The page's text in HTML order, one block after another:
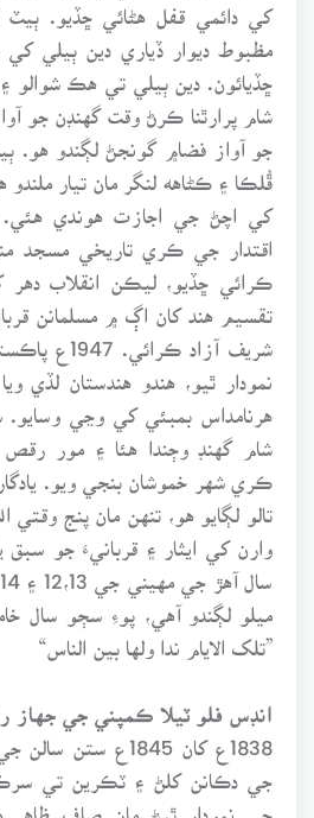
کي دائمي قفل هڻائي ڇڏيو.
مظبوط ديوار ڏياري دين ٻيلي کي
ڇڏيائون. دين ٻيلي تي هڪ شوالو ۽
شام پرارٿنا ڪرڻ وقت گهنڊن جو
جو آواز فضا۾ گونجڻ لڳندو هو.
ڦُلڪا ۽ ڪڻاهه لنگر مان تيار
کي اچڻ جي اجازت هوندي
اقتدار جي ڪري تاريخي مسجد
ڪرائي ڇڏيو، ليڪن انقلاب
تقسيم هند کان اڳ ۾ مسلمانن
شريف آزاد
نمودار ٿيو، هندو هندستان لڏي
هرنامداس بمبئي کي وڃي وسايو.
شام گهنڊ وڄندا هئا ۽ مور رقص
ڪري شهر خموشان بنجي ويو.
تالو لڳايو هو، تنهن مان پنج وقتي
وارن کي ايثار ۽ قربانيءَ جو سبق
ميلو لڳندو آهي، پوءِ سڄو سال
”تلک الايام ندا ولها بين الناس“
انڊس فلو ٽيلا ڪمپني جي جهاز
1838ع کان 1845ع
جي دڪانن کلڻ ۽ ٽڪرين تي
جي نمودار ٿيڻ مان صاف